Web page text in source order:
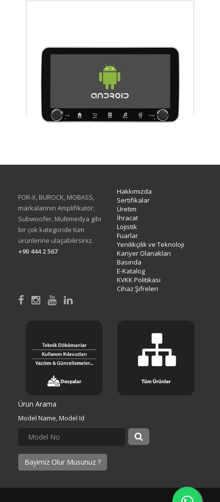
FOR-X, BUROCK, MOBASS,
markalarinin Amplifikatör,
Subwoofer, Multimedya gibi
bir çok kategoride tüm
ürünlerine ulaşabilirsiniz.
+90 444 2 567
Hakkımızda
Sertifikalar
Üretim
İhracat
Lojistik
Fuarlar
Yenilikçilik ve Teknoloji
Kariyer Olanakları
Basında
E-Katalog
KVKK Politikası
Cihaz Şifreleri
Ürün Arama
Model Name, Model Id
Bayimiz Olur Musunuz ?